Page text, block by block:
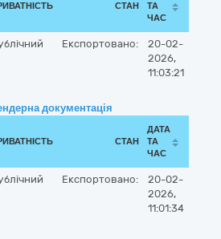
СТАН
ТА
ЧАС
Експортовано:
20-02-
2026,
11:03:21
документація
СТАН
ДАТА
ТА
ЧАС
Експортовано:
20-02-
2026,
11:01:34